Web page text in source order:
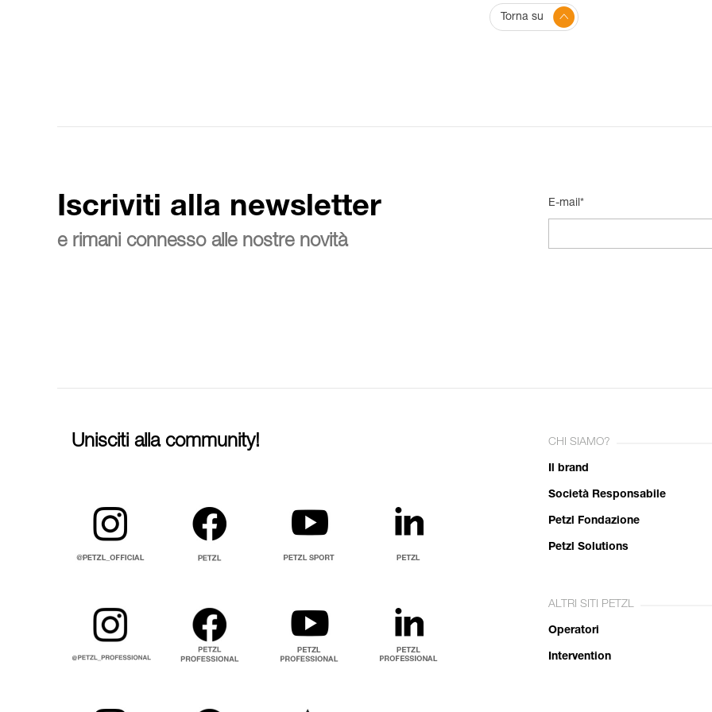
Torna su
Iscriviti alla newsletter
e rimani connesso alle nostre novità
E-mail*
Unisciti alla community! CHI SIAMO?
Il brand
Società Responsabile
Petzl Fondazione
Petzl Solutions
ALTRI SITI PETZL
Operatori
Intervention